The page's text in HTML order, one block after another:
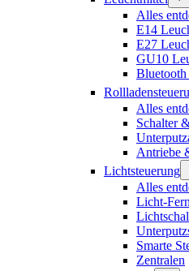
Alles
E14
E27
GU10
Bluetooth
Alles
Schalter
Antriebe
Lichtsteuerung
Alles
Licht-
Smarte
Zentralen